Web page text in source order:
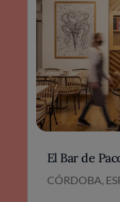
El Bar de
CÓRDOBA,